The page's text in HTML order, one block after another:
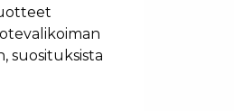
suosituksista